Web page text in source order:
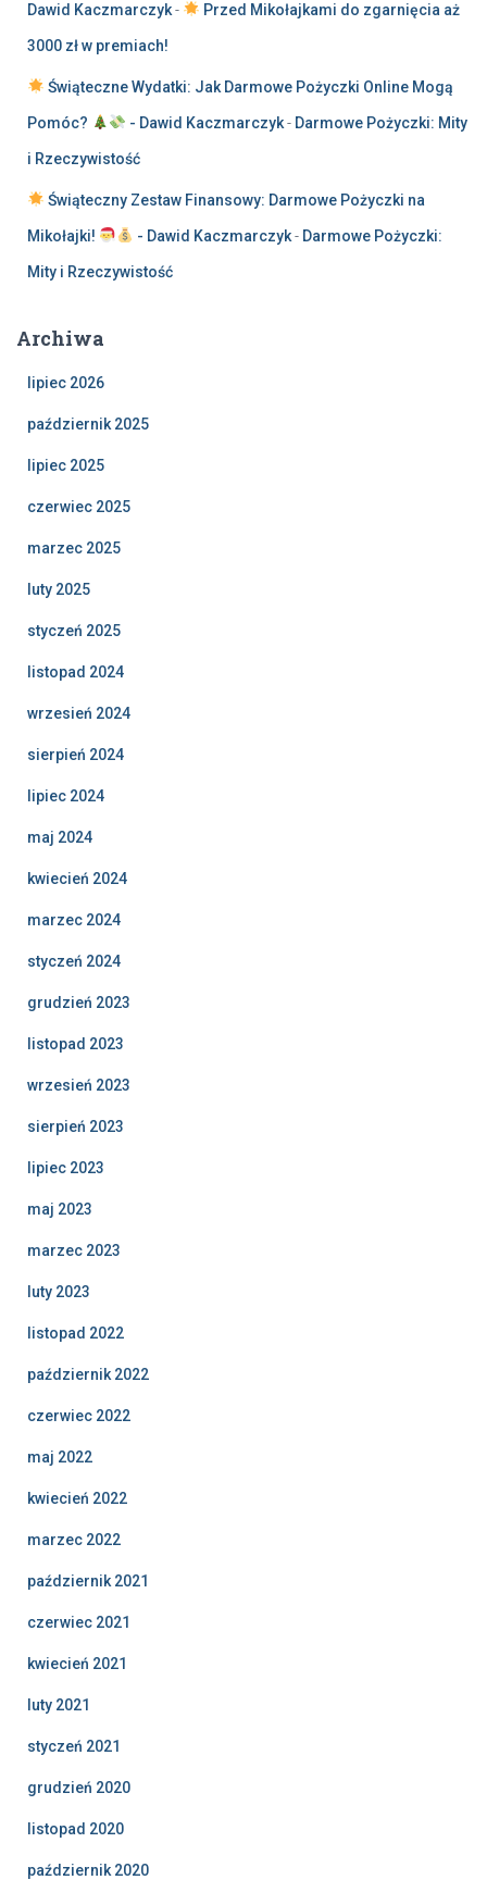
Dawid Kaczmarczyk- Przed Mikołajkami do zgarnięcia aż
3000 zł w premiach!
Świąteczne Wydatki: Jak Darmowe Pożyczki Online Mogą
Pomóc? - Dawid Kaczmarczyk- Darmowe Pożyczki: Mity
i Rzeczywistość
Świąteczny Zestaw Finansowy: Darmowe Pożyczki na
Mikołajki! - Dawid Kaczmarczyk- Darmowe Pożyczki:
Mity i Rzeczywistość
Archiwa
lipiec 2026
październik 2025
lipiec 2025
czerwiec 2025
marzec 2025
luty 2025
styczeń 2025
listopad 2024
wrzesień 2024
sierpień 2024
lipiec 2024
maj 2024
kwiecień 2024
marzec 2024
styczeń 2024
grudzień 2023
listopad 2023
wrzesień 2023
sierpień 2023
lipiec 2023
maj 2023
marzec 2023
luty 2023
listopad 2022
październik 2022
czerwiec 2022
maj 2022
kwiecień 2022
marzec 2022
październik 2021
czerwiec 2021
kwiecień 2021
luty 2021
styczeń 2021
grudzień 2020
listopad 2020
październik 2020